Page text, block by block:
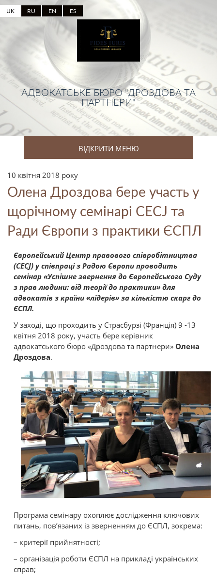
UK RU EN ES
АДВОКАТСЬКЕ БЮРО "ДРОЗДОВА ТА
ПАРТНЕРИ"
ВІДКРИТИ МЕНЮ
10 квітня 2018 року
Олена Дроздова бере участь у
щорічному семінарі СECJ та
Ради Європи з практики ЄСПЛ
Європейський Центр правового співробітництва
(СECJ) у співпраці з Радою Європи проводить
семінар «Успішне звернення до Європейського Суду
з прав людини: від теорії до практики» для
адвокатів з країни «лідерів» за кількістю скарг до
ЄСПЛ.
У заході, що проходить у Страсбурзі (Франція) 9 -13
квітня 2018 року, участь бере керівник
адвокатського бюро «Дроздова та партнери» Олена
Дроздова.
Програма семінару охоплює дослідження ключових
питань, пов’язаних із зверненням до ЄСПЛ, зокрема:
– критерії прийнятності;
– організація роботи ЄСПЛ на прикладі українських
справ;